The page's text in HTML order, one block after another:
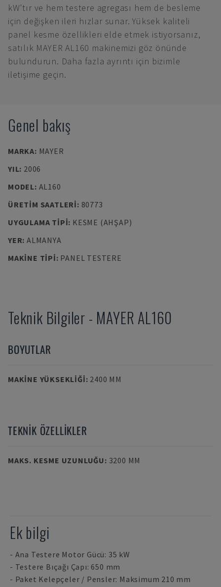
kW'tır ve hem testere agregası hem de besleme
için değişken ileri hızlar sunar. Yüksek kaliteli
panel kesme özellikleri elde etmek istiyorsanız,
satılık MAYER AL160 makinemizi göz önünde
bulundurun. Daha fazla ayrıntı için bizimle
iletişime geçin.
Genel bakış
MARKA: MAYER
YIL: 2006
MODEL: AL160
ÜRETIM SAATLERI: 80773
UYGULAMA TIPI: KESME (AHŞAP)
YER: ALMANYA
MAKINE TIPI: PANEL TESTERE
Teknik Bilgiler - MAYER AL160
BOYUTLAR
MAKINE YÜKSEKLIĞI: 2400 MM
TEKNIK ÖZELLIKLER
MAKS. KESME UZUNLUĞU: 3200 MM
Ek bilgi
- Ana Testere Motor Gücü: 35 kW
- Testere Bıçağı Çapı: 650 mm
- Paket Kelepçeler / Pensler: Maksimum 210 mm